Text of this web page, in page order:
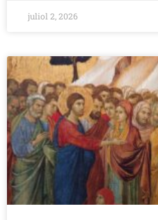
juliol 2, 2026